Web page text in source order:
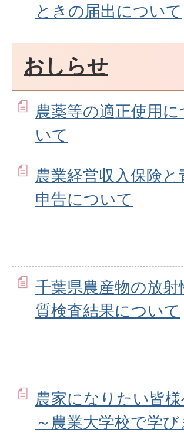
ときの届出について
おしらせ
農薬等の適正使用に
いて
農業経営収入保険と
申告について
千葉県農産物の放射
質検査結果について
農家になりたい皆
～農業大学校で学び